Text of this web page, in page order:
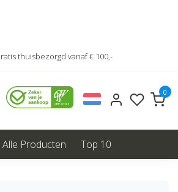
thuisbezorgd vanaf € 100,-
0
Alle Producten Top 10